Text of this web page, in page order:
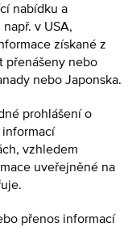
nabídku a
v USA,
získané z
přenášeny nebo
nebo Japonska.
prohlášení o
vzhledem
uveřejněné na
přenos informací